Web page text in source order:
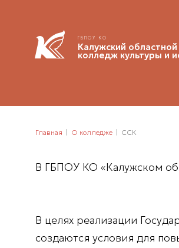
ГБПОУ КО
Калужский областной
колледж культуры и
Главная О колледже ССК
В ГБПОУ КО «Калужском
В целях реализации
создаются условия для